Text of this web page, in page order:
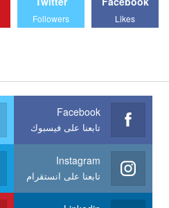
Likes
Followers
Facebook
تابعنا على فيسبوك
Instagram
تابعنا على انستقرام